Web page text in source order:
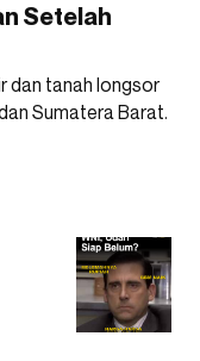
Setelah
dan tanah longsor
Sumatera Barat.